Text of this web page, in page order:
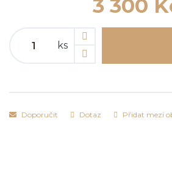
3 300
ks
Doporučit Dotaz Přidat mezi